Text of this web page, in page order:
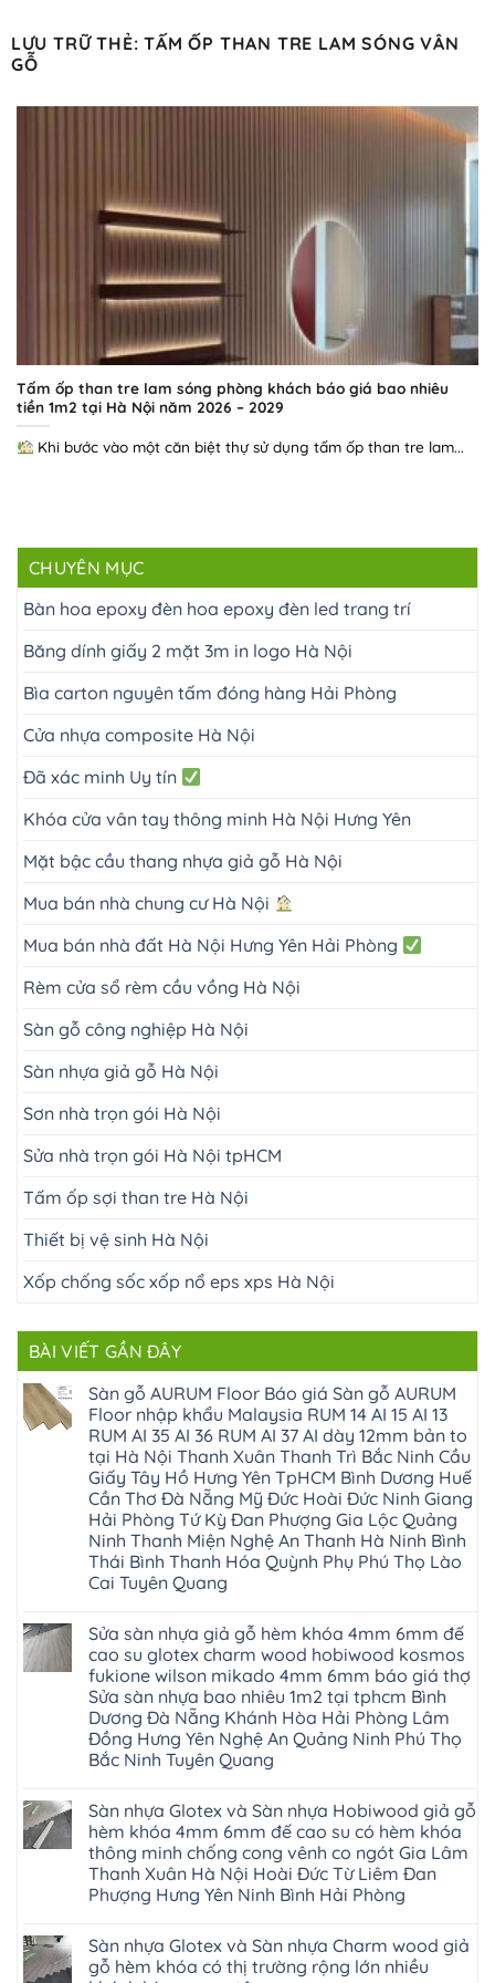
qua
nội
LƯU TRỮ THẺ:TẤM ỐP THAN TRE LAM SÓNG VÂN
GỖ
Tấm ốp than tre lam sóng phòng khách báo giá bao nhiêu
tiền 1m2 tại Hà Nội năm 2026 – 2029
Khi bước vào một căn biệt thự sử dụng tấm ốp than tre lam...
CHUYÊN MỤC
Bàn hoa epoxy đèn hoa epoxy đèn led trang trí
Băng dính giấy 2 mặt 3m in logo Hà Nội
Bìa carton nguyên tấm đóng hàng Hải Phòng
Cửa nhựa composite Hà Nội
Đã xác minh Uy tín
Khóa cửa vân tay thông minh Hà Nội Hưng Yên
Mặt bậc cầu thang nhựa giả gỗ Hà Nội
Mua bán nhà chung cư Hà Nội
Mua bán nhà đất Hà Nội Hưng Yên Hải Phòng
Rèm cửa sổ rèm cầu vồng Hà Nội
Sàn gỗ công nghiệp Hà Nội
Sàn nhựa giả gỗ Hà Nội
Sơn nhà trọn gói Hà Nội
Sửa nhà trọn gói Hà Nội tpHCM
Tấm ốp sợi than tre Hà Nội
Thiết bị vệ sinh Hà Nội
Xốp chống sốc xốp nổ eps xps Hà Nội
BÀI VIẾT GẦN ĐÂY
Sàn gỗ AURUM Floor Báo giá Sàn gỗ AURUM
Floor nhập khẩu Malaysia RUM 14 AI 15 AI 13
RUM AI 35 AI 36 RUM AI 37 AI dày 12mm bản to
tại Hà Nội Thanh Xuân Thanh Trì Bắc Ninh Cầu
Giấy Tây Hồ Hưng Yên TpHCM Bình Dương Huế
Cần Thơ Đà Nẵng Mỹ Đức Hoài Đức Ninh Giang
Hải Phòng Tứ Kỳ Đan Phượng Gia Lộc Quảng
Ninh Thanh Miện Nghệ An Thanh Hà Ninh Bình
Thái Bình Thanh Hóa Quỳnh Phụ Phú Thọ Lào
Cai Tuyên Quang
bình
luận
ở
Sàn
gỗ
AURUM
Floor
Báo
giá
Sàn
Floor
nhập
khẩu
Malaysia
RUM
14
AI
13
RUM
AI
35
Sửa sàn nhựa giả gỗ hèm khóa 4mm 6mm đế
cao su glotex charm wood hobiwood kosmos
fukione wilson mikado 4mm 6mm báo giá thợ
Sửa sàn nhựa bao nhiêu 1m2 tại tphcm Bình
Dương Đà Nẵng Khánh Hòa Hải Phòng Lâm
Đồng Hưng Yên Nghệ An Quảng Ninh Phú Thọ
Bắc Ninh Tuyên Quang
bình
luận
ở
Sửa
sàn
nhựa
giả
khóa
4mm
6mm
Sàn nhựa Glotex và Sàn nhựa Hobiwood giả gỗ
hèm khóa 4mm 6mm đế cao su có hèm khóa
thông minh chống cong vênh co ngót Gia Lâm
Thanh Xuân Hà Nội Hoài Đức Từ Liêm Đan
Phượng Hưng Yên Ninh Bình Hải Phòng
bình
luận
ở
Sàn nhựa Glotex và Sàn nhựa Charm wood giả
gỗ hèm khóa có thị trường rộng lớn nhiều